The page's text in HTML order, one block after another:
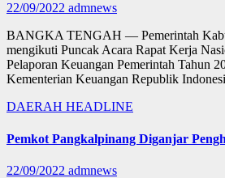
22/09/2022 admnews
BANGKA TENGAH — Pemerintah
mengikuti Puncak Acara Rapat Kerja
Pelaporan Keuangan Pemerintah Tahun
Kementerian Keuangan Republik
DAERAH HEADLINE
Pemkot Pangkalpinang Diganjar
22/09/2022 admnews